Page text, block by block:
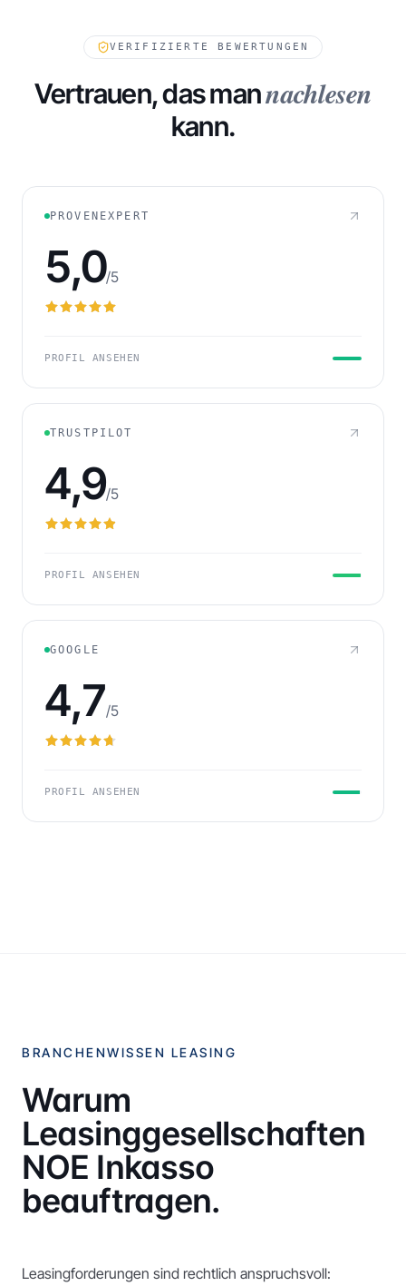
FORDERUNGEN IN WARTESTELLUNG
VERIFIZIERTE BEWERTUNGEN
Vertrauen, das mannachlesen
kann.
PROVENEXPERT
5,0/5
PROFIL ANSEHEN
TRUSTPILOT
4,9/5
PROFIL ANSEHEN
GOOGLE
4,7/5
PROFIL ANSEHEN
BRANCHENWISSEN LEASING
Warum
Leasinggesellschaften
NOE Inkasso
beauftragen.
Leasingforderungen sind rechtlich anspruchsvoll: